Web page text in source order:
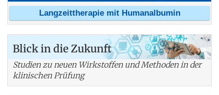
Langzeittherapie mit Humanalbumin
Blick in die Zukunft
Studien zu neuen Wirkstoffen und Methoden in der
klinischen Prüfung